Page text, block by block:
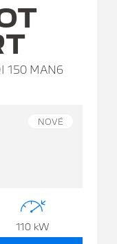
150 MAN6
NOVÉ
110 kW